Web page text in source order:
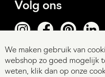
Volg ons
Abonneer
u
We maken gebruik van
webshop zo goed mogelijk
weten, klik dan op onze